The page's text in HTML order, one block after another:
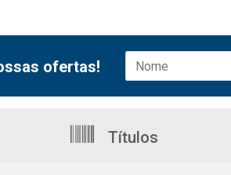
ofertas!
Títulos